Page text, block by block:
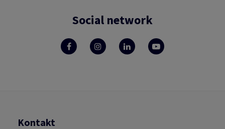
Social network
Kontakt